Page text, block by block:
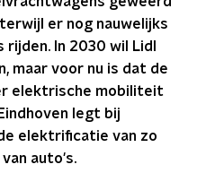
er nog nauwelijks
In 2030 wil Lidl
maar voor nu is dat de
elektrische mobiliteit
legt bij
elektrificatie van zo
auto's.